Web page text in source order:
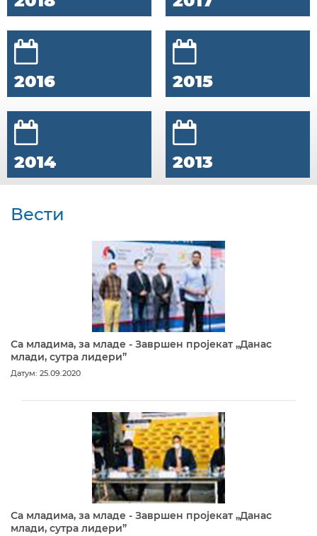
2016 2015
2014 2013
Вести
Са младима, за младе - Завршен пројекат „Данас
млади, сутра лидери”
Датум: 25.09.2020
Са младима, за младе - Завршен пројекат „Данас
млади, сутра лидери”